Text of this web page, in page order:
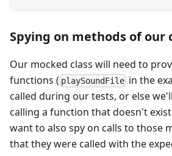
Spying on methods of our
Our mocked class will need to
functions ( playSoundFile in the
called during our tests, or else
calling a function that doesn't
want to also spy on calls to those
that they were called with the